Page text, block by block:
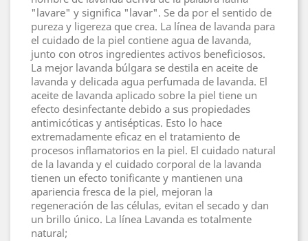
"lavare" y significa "lavar". Se da por el sentido de
pureza y ligereza que crea. La línea de lavanda para
el cuidado de la piel contiene agua de lavanda,
junto con otros ingredientes activos beneficiosos.
La mejor lavanda búlgara se destila en aceite de
lavanda y delicada agua perfumada de lavanda. El
aceite de lavanda aplicado sobre la piel tiene un
efecto desinfectante debido a sus propiedades
antimicóticas y antisépticas. Esto lo hace
extremadamente eficaz en el tratamiento de
procesos inflamatorios en la piel. El cuidado natural
de la lavanda y el cuidado corporal de la lavanda
tienen un efecto tonificante y mantienen una
apariencia fresca de la piel, mejoran la
regeneración de las células, evitan el secado y dan
un brillo único. La línea Lavanda es totalmente
natural;